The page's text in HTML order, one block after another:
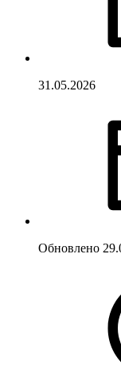
31.05.2026
Обновлено